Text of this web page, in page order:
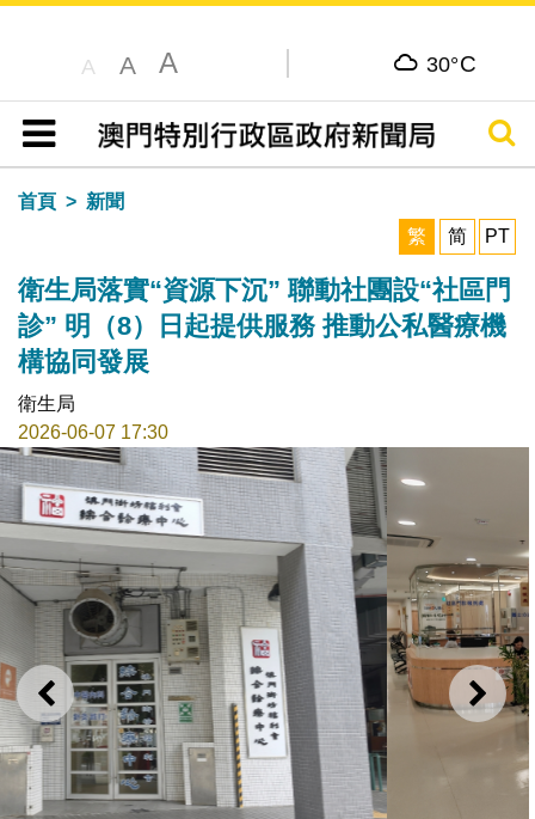
A A A 30°C
目錄
搜尋
首頁
新聞
繁
简 PT
衛生局落實“資源下沉” 聯動社團設“社區門
診” 明（8）日起提供服務 推動公私醫療機
構協同發展
衛生局
2026-06-07 17:30
上一則 下一